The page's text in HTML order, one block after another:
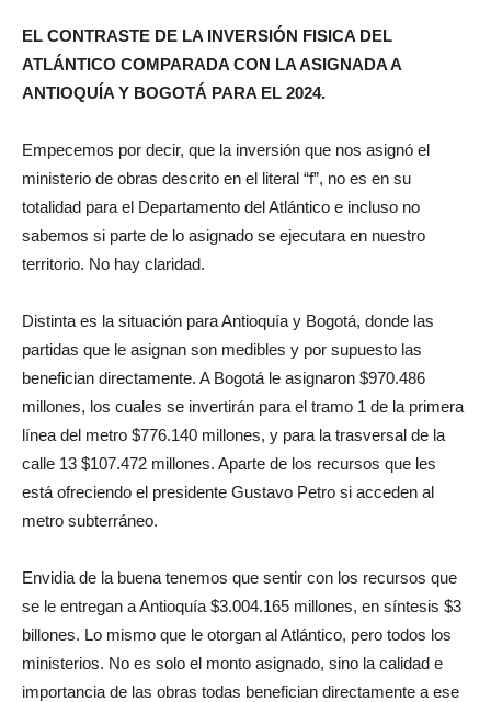
EL CONTRASTE DE LA INVERSIÓN FISICA DEL
ATLÁNTICO COMPARADA CON LA ASIGNADA A
ANTIOQUÍA Y BOGOTÁ PARA EL 2024.
Empecemos por decir, que la inversión que nos asignó el
ministerio de obras descrito en el literal “f”, no es en su
totalidad para el Departamento del Atlántico e incluso no
sabemos si parte de lo asignado se ejecutara en nuestro
territorio. No hay claridad.
Distinta es la situación para Antioquía y Bogotá, donde las
partidas que le asignan son medibles y por supuesto las
benefician directamente. A Bogotá le asignaron $970.486
millones, los cuales se invertirán para el tramo 1 de la primera
línea del metro $776.140 millones, y para la trasversal de la
calle 13 $107.472 millones. Aparte de los recursos que les
está ofreciendo el presidente Gustavo Petro si acceden al
metro subterráneo.
Envidia de la buena tenemos que sentir con los recursos que
se le entregan a Antioquía $3.004.165 millones, en síntesis $3
billones. Lo mismo que le otorgan al Atlántico, pero todos los
ministerios. No es solo el monto asignado, sino la calidad e
importancia de las obras todas benefician directamente a ese